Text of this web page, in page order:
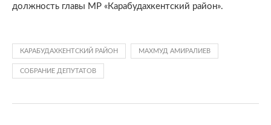
должность главы МР «Карабудахкентский район».
КАРАБУДАХКЕНТСКИЙ РАЙОН МАХМУД АМИРАЛИЕВ
СОБРАНИЕ ДЕПУТАТОВ